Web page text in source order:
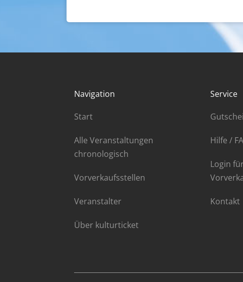
Navigation
Start
Alle Veranstaltungen
chronologisch
Vorverkaufsstellen
Veranstalter
Über kulturticket
Service
Hilfe /
Login
Kontakt